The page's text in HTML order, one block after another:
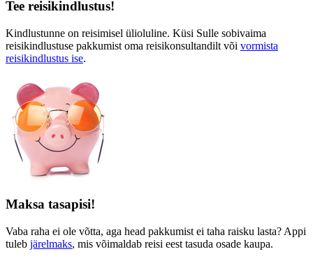
Tee reisikindlustus!
Kindlustunne on reisimisel ülioluline. Küsi Sulle sobivaima
reisikindlustuse pakkumist oma reisikonsultandilt või vormista
reisikindlustus ise.
Maksa tasapisi!
Vaba raha ei ole võtta, aga head pakkumist ei taha raisku lasta? Appi
tuleb järelmaks, mis võimaldab reisi eest tasuda osade kaupa.